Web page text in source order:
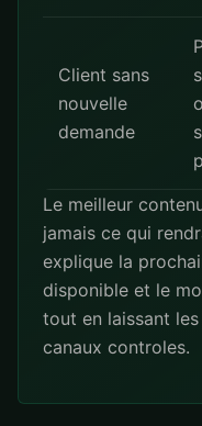
Client sans
nouvelle
demande
Le meilleur
jamais ce qui
explique la
disponible et le
tout en laissant
canaux controles.